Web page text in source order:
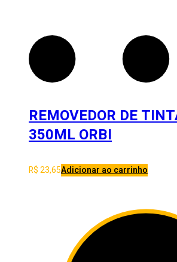
REMOVEDOR DE
350ML ORBI
R$23,65Adicionar ao carrinho